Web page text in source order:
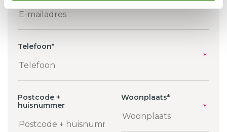
Telefoon*
Postcode +
huisnummer
Woonplaats*